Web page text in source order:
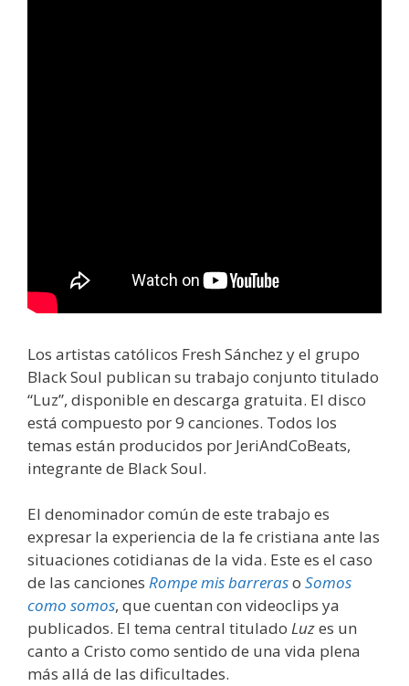
Los artistas católicos Fresh Sánchez y el grupo
Black Soul publican su trabajo conjunto titulado
“Luz”, disponible en descarga gratuita. El disco
está compuesto por 9 canciones. Todos los
temas están producidos por JeriAndCoBeats,
integrante de Black Soul.
El denominador común de este trabajo es
expresar la experiencia de la fe cristiana ante las
situaciones cotidianas de la vida. Este es el caso
de las canciones Rompe mis barreraso Somos
como somos, que cuentan con videoclips ya
publicados. El tema central titulado Luzes un
canto a Cristo como sentido de una vida plena
más allá de las dificultades.